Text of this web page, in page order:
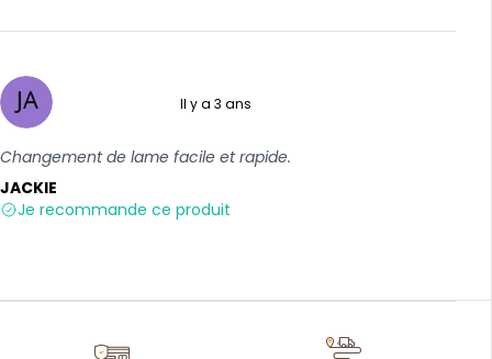
Il y a 3 ans
Changement de lame facile et rapide.
JACKIE
Je recommande ce produit